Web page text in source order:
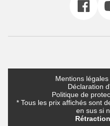
Mentions légales
Déclaration
Politique de
* Tous les prix affichés sont
en sus si